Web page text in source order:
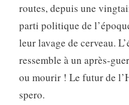
routes, depuis une
parti politique de
leur lavage de cerveau.
ressemble à un après-
ou mourir ! Le futur de
spero.